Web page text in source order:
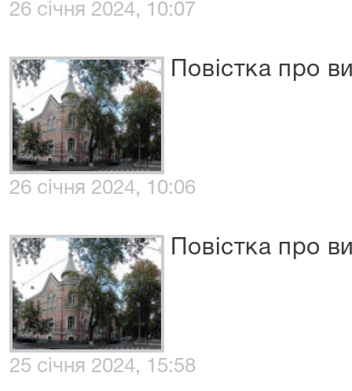
26 січня 2024, 10:07
Повістка про
26 січня 2024, 10:06
Повістка про
25 січня 2024, 15:58